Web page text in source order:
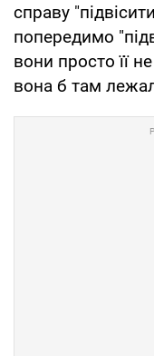
справу
попередимо
вони просто її
вона б там